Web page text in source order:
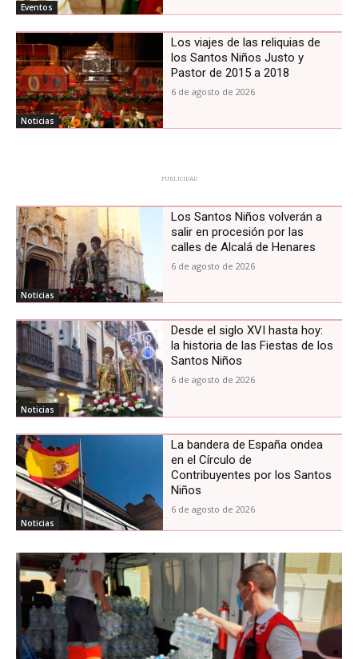
Eventos
Noticias
Los viajes de las reliquias de
los Santos Niños Justo y
Pastor de 2015 a 2018
6 de agosto de 2026
PUBLICIDAD
Noticias
Los Santos Niños volverán a
salir en procesión por las
calles de Alcalá de Henares
6 de agosto de 2026
Noticias
Desde el siglo XVI hasta hoy:
la historia de las Fiestas de los
Santos Niños
6 de agosto de 2026
Noticias
La bandera de España ondea
en el Círculo de
Contribuyentes por los Santos
Niños
6 de agosto de 2026